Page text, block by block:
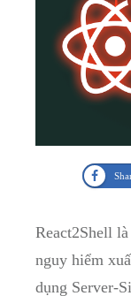
React2Shell
nguy hiểm
dụng Server-